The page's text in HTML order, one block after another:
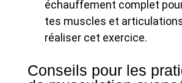
échauffement complet
tes muscles et
réaliser cet exercice.
Conseils pour les